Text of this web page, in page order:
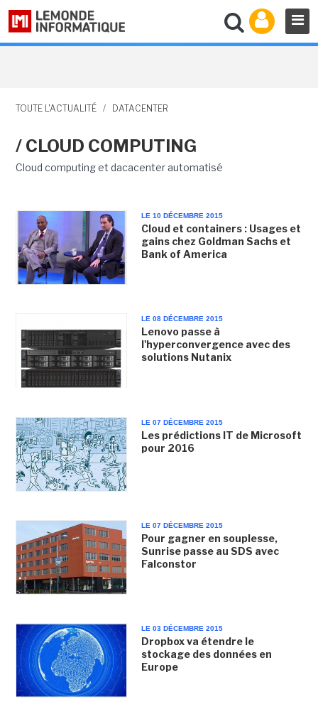
TOUTE L'ACTUALITÉ / DATACENTER
/ CLOUD COMPUTING
Cloud computing et dacacenter automatisé
LE 10 DÉCEMBRE 2015
Cloud et containers : Usages et
gains chez Goldman Sachs et
Bank of America
LE 08 DÉCEMBRE 2015
Lenovo passe à
l'hyperconvergence avec des
solutions Nutanix
LE 07 DÉCEMBRE 2015
Les prédictions IT de Microsoft
pour 2016
LE 07 DÉCEMBRE 2015
Pour gagner en souplesse,
Sunrise passe au SDS avec
Falconstor
LE 03 DÉCEMBRE 2015
Dropbox va étendre le
stockage des données en
Europe